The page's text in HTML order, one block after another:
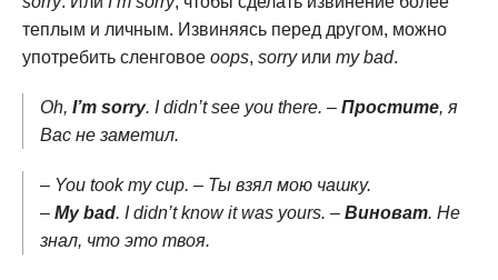
теплым и личным. Извиняясь перед другом, можно
употребить сленговое oops, sorryили my bad.
Oh, I’m sorry. I didn’t see you there. – Простите, я
Вас не заметил.
– You took my cup. – Ты взял мою чашку.
– My bad. I didn’t know it was yours. – Виноват. Не
знал, что это твоя.